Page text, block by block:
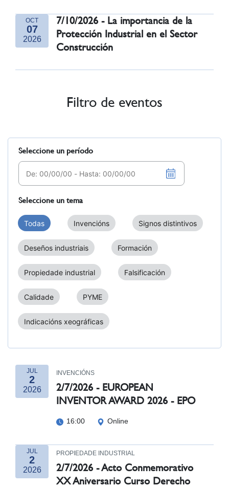
OCT
07
2026
7/10/2026 - La importancia de la
Protección Industrial en el Sector
Construcción
Filtro de eventos
Seleccione un período
Seleccione un tema
Todas Invencións Signos distintivos
Deseños industriais Formación
Propiedade industrial Falsificación
Calidade PYME
Indicacións xeográficas
JUL
2
2026
INVENCIÓNS
2/7/2026 - EUROPEAN
INVENTOR AWARD 2026 - EPO
16:00 Online
JUL
2
2026
PROPIEDADE INDUSTRIAL
2/7/2026 - Acto Conmemorativo
XX Aniversario Curso Derecho